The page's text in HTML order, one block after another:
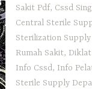
Sakit Pdf, Cssd
Central Sterile
Sterilization
Rumah Sakit,Diklat
Info Cssd, Info
Sterile Supply